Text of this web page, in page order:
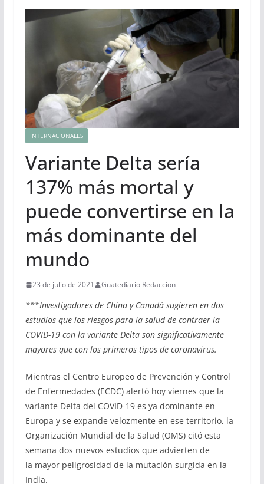
INTERNACIONALES
Variante Delta sería
137% más mortal y
puede convertirse en la
más dominante del
mundo
23 de julio de 2021 Guatediario Redaccion
***Investigadores de China y Canadá sugieren en dos
estudios que los riesgos para la salud de contraer la
COVID-19 con la variante Delta son significativamente
mayores que con los primeros tipos de coronavirus.
Mientras el Centro Europeo de Prevención y Control
de Enfermedades (ECDC) alertó hoy viernes que la
variante Delta del COVID-19 es ya dominante en
Europa y se expande velozmente en ese territorio, la
Organización Mundial de la Salud (OMS) citó esta
semana dos nuevos estudios que advierten de
la mayor peligrosidad de la mutación surgida en la
India.